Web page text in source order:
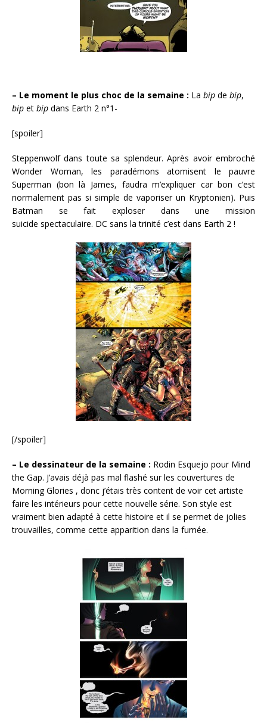
– Le moment le plus choc de la semaine : La bip de bip,
bip et bip dans Earth 2 n°1-
[spoiler]
Steppenwolf dans toute sa splendeur. Après avoir embroché
Wonder Woman, les paradémons atomisent le pauvre
Superman (bon là James, faudra m’expliquer car bon c’est
normalement pas si simple de vaporiser un Kryptonien). Puis
Batman se fait exploser dans une mission
suicide spectaculaire. DC sans la trinité c’est dans Earth 2 !
[/spoiler]
– Le dessinateur de la semaine : Rodin Esquejo pour Mind
the Gap. J’avais déjà pas mal flashé sur les couvertures de
Morning Glories , donc j’étais très content de voir cet artiste
faire les intérieurs pour cette nouvelle série. Son style est
vraiment bien adapté à cette histoire et il se permet de jolies
trouvailles, comme cette apparition dans la fumée.